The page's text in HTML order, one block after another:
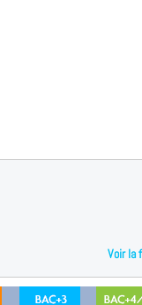
Voir la